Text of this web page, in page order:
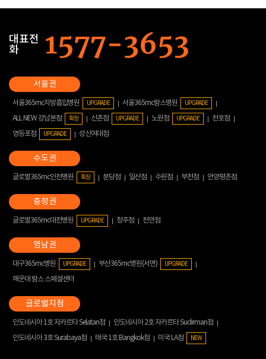
대표전
화
서울365mc지방흡입병원 UPGRADE 서울365mc람스병원 UPGRADE
ALL NEW 강남본점 확장 신촌점 UPGRADE 노원점 UPGRADE
천호점
영등포점
UPGRADE 성신여대점
글로벌365mc인천병원 확장 분당점 일산점 수원점 부천점 안양평촌점
글로벌365mc대전병원 UPGRADE 청주점 천안점
대구365mc병원 UPGRADE 부산365mc병원(서면) UPGRADE
해운대 람스 스페셜센터
인도네시아 1호 자카르타 Selatan점
인도네시아 2호 자카르타 Sudirman점
인도네시아 3호 Surabaya점
태국 1호 Bangkok점 미국 LA점 NEW